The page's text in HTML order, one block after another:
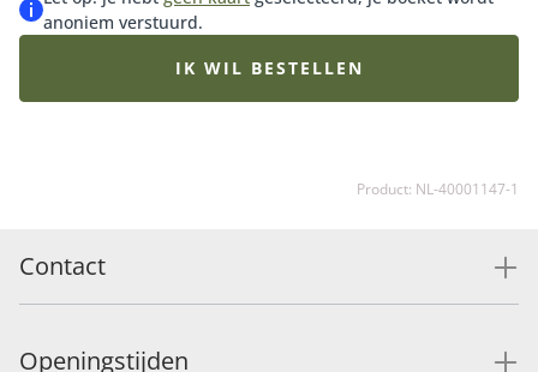
anoniem verstuurd.
IK WIL BESTELLEN
Product: NL-40001147-1
Contact
Openingstijden